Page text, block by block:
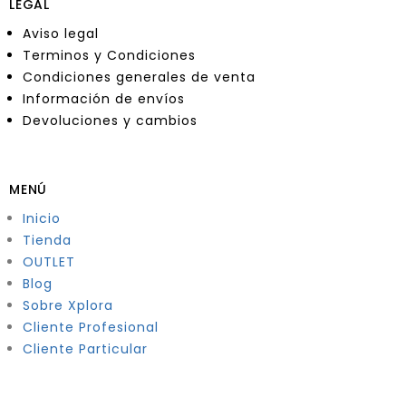
LEGAL
Aviso legal
Terminos y Condiciones
Condiciones generales de venta
Información de envíos
Devoluciones y cambios
MENÚ
Inicio
Tienda
OUTLET
Blog
Sobre Xplora
Cliente Profesional
Cliente Particular